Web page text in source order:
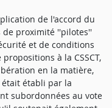
de l'accord du
de proximité ''pilotes''
et de conditions
à la CSSCT,
en la matière,
établi par la
subordonnées au vote